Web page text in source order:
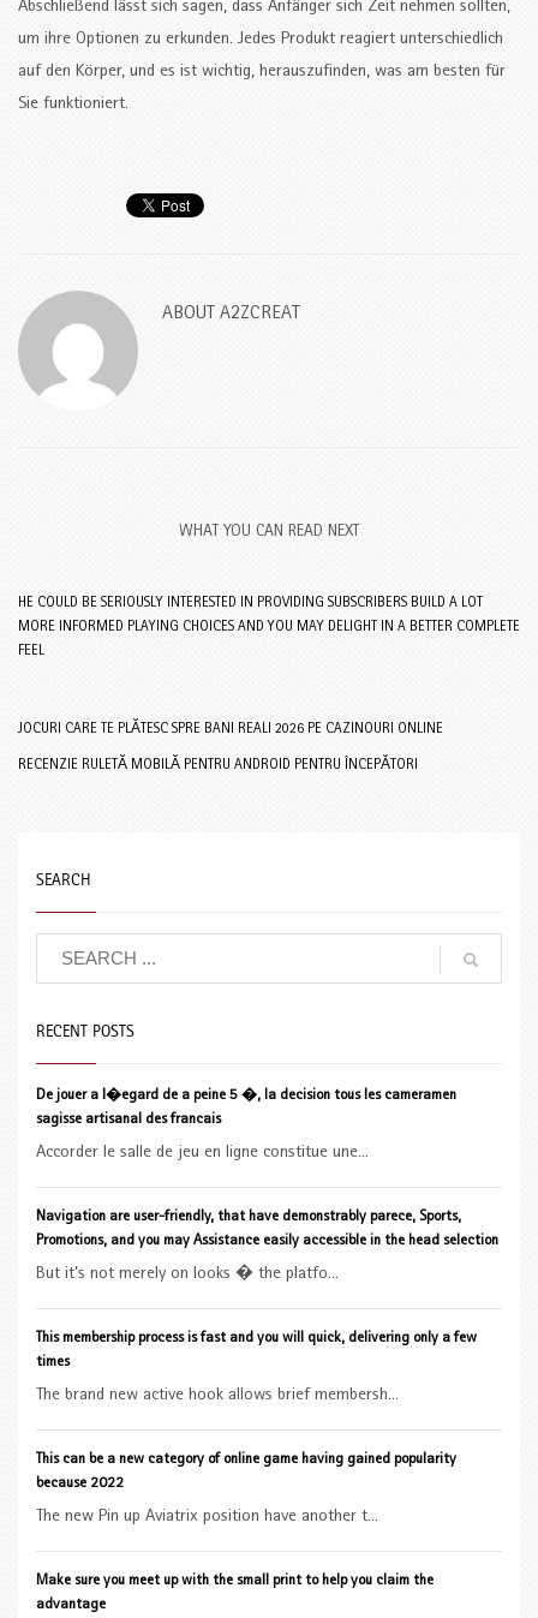
Abschließend lässt sich sagen, dass Anfänger sich Zeit nehmen sollten,
um ihre Optionen zu erkunden. Jedes Produkt reagiert unterschiedlich
auf den Körper, und es ist wichtig, herauszufinden, was am besten für
Sie funktioniert.
ABOUT A2ZCREAT
WHAT YOU CAN READ NEXT
HE COULD BE SERIOUSLY INTERESTED IN PROVIDING SUBSCRIBERS BUILD A LOT
MORE INFORMED PLAYING CHOICES AND YOU MAY DELIGHT IN A BETTER COMPLETE
FEEL
JOCURI CARE TE PLĂTESC SPRE BANI REALI 2026 PE CAZINOURI ONLINE
RECENZIE RULETĂ MOBILĂ PENTRU ANDROID PENTRU ÎNCEPĂTORI
SEARCH
RECENT POSTS
De jouer a l�egard de a peine 5 �, la decision tous les cameramen
sagisse artisanal des francais
Accorder le salle de jeu en ligne constitue une...
Navigation are user-friendly, that have demonstrably parece, Sports,
Promotions, and you may Assistance easily accessible in the head selection
But it’s not merely on looks � the platfo...
This membership process is fast and you will quick, delivering only a few
times
The brand new active hook allows brief membersh...
This can be a new category of online game having gained popularity
because 2022
The new Pin up Aviatrix position have another t...
Make sure you meet up with the small print to help you claim the
advantage